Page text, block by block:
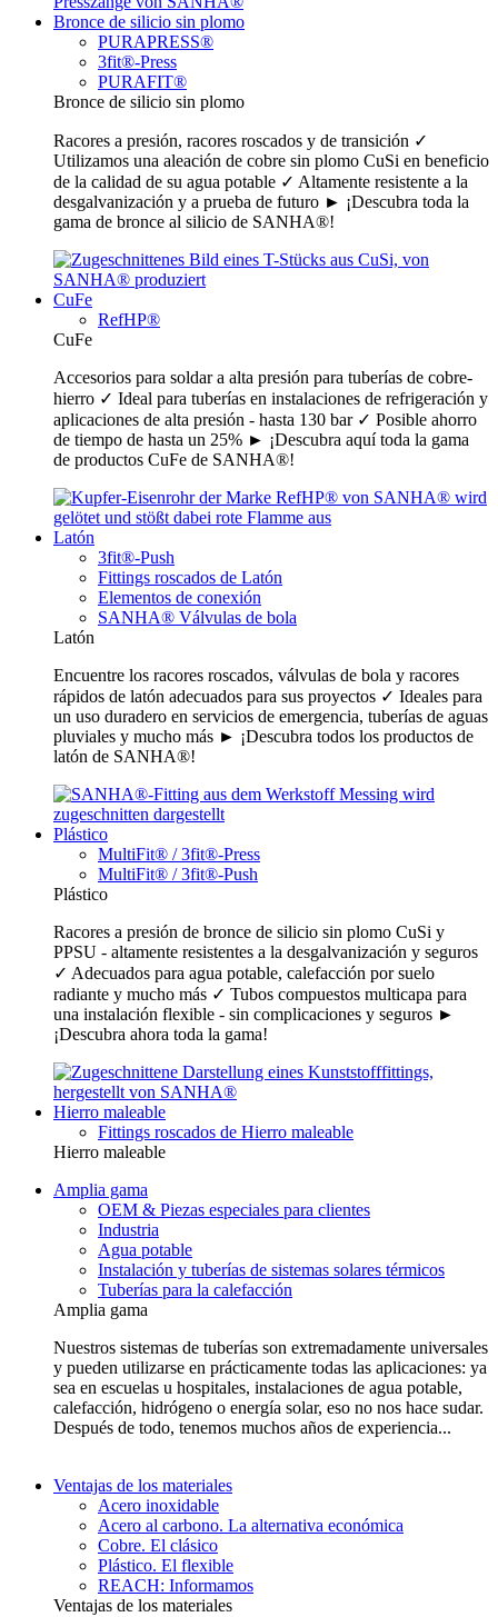
Bronce de silicio sin plomo
PURAPRESS®
3fit®-Press
PURAFIT®
Bronce de silicio sin plomo
Racores a presión, racores roscados y de transición ✓
Utilizamos una aleación de cobre sin plomo CuSi en beneficio
de la calidad de su agua potable ✓ Altamente resistente a la
desgalvanización y a prueba de futuro ► ¡Descubra toda la
gama de bronce al silicio de SANHA®!
CuFe
RefHP®
CuFe
Accesorios para soldar a alta presión para tuberías de cobre-
hierro ✓ Ideal para tuberías en instalaciones de refrigeración y
aplicaciones de alta presión - hasta 130 bar ✓ Posible ahorro
de tiempo de hasta un 25% ► ¡Descubra aquí toda la gama
de productos CuFe de SANHA®!
Latón
3fit®-Push
Fittings roscados de Latón
Elementos de conexión
SANHA® Válvulas de bola
Latón
Encuentre los racores roscados, válvulas de bola y racores
rápidos de latón adecuados para sus proyectos ✓ Ideales para
un uso duradero en servicios de emergencia, tuberías de aguas
pluviales y mucho más ► ¡Descubra todos los productos de
latón de SANHA®!
Plástico
MultiFit® / 3fit®-Press
MultiFit® / 3fit®-Push
Plástico
Racores a presión de bronce de silicio sin plomo CuSi y
PPSU - altamente resistentes a la desgalvanización y seguros
✓ Adecuados para agua potable, calefacción por suelo
radiante y mucho más ✓ Tubos compuestos multicapa para
una instalación flexible - sin complicaciones y seguros ►
¡Descubra ahora toda la gama!
Hierro maleable
Fittings roscados de Hierro maleable
Hierro maleable
Amplia gama
OEM & Piezas especiales para clientes
Industria
Agua potable
Instalación y tuberías de sistemas solares térmicos
Tuberías para la calefacción
Amplia gama
Nuestros sistemas de tuberías son extremadamente universales
y pueden utilizarse en prácticamente todas las aplicaciones: ya
sea en escuelas u hospitales, instalaciones de agua potable,
calefacción, hidrógeno o energía solar, eso no nos hace sudar.
Después de todo, tenemos muchos años de experiencia...
Ventajas de los materiales
Acero inoxidable
Acero al carbono. La alternativa económica
Cobre. El clásico
Plástico. El flexible
REACH: Informamos
Ventajas de los materiales